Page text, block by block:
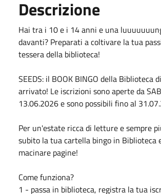
Descrizione
Hai tra i 10 e i 14 anni e una
davanti? Preparati a coltivare la tua
tessera della biblioteca!
SEEDS: il BOOK BINGO della Biblioteca
arrivato! Le iscrizioni sono aperte da
13.06.2026 e sono possibili fino al
Per un'estate ricca di letture e sempre
subito la tua cartella bingo in Biblioteca
macinare pagine!
Come funziona?
1 - passa in biblioteca, registra la tua